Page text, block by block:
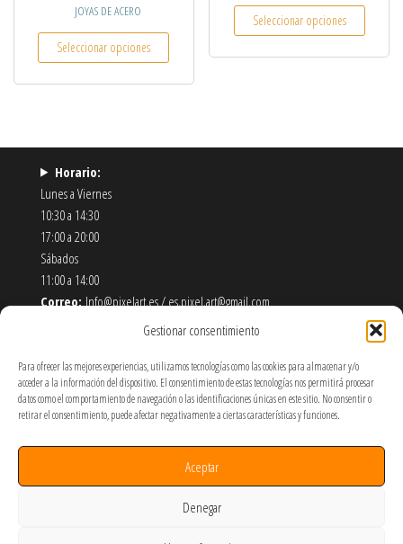
Gestionar consentimiento
Para ofrecer las mejores experiencias, utilizamos tecnologías como las cookies para almacenar y/o
acceder a la información del dispositivo. El consentimiento de estas tecnologías nos permitirá procesar
datos como el comportamiento de navegación o las identificaciones únicas en este sitio. No consentir o
retirar el consentimiento, puede afectar negativamente a ciertas características y funciones.
Aceptar
Denegar
JOYAS DE ACERO
Seleccionar opciones
Este producto tiene múltiples variantes. Las
Seleccionar opciones
Este
Horario:
Lunes a Viernes
10:30 a 14:30
17:00 a 20:00
Sábados
11:00 a 14:00
Correo: Info@pixelart.es / es.pixel.art@gmail.com
910 56 55 72
Móstoles-Madrid
Política de Envíos y Devoluciones